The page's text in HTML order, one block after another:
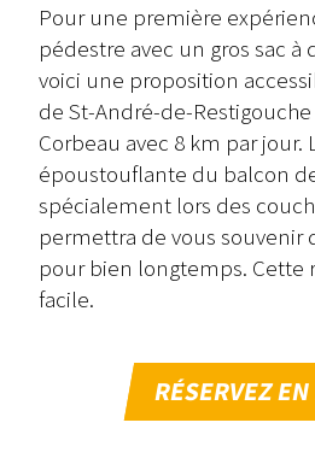
Pour une première
pédestre avec un gros sac à
voici une proposition
de St-André-de-
Corbeau avec 8 km par jour.
époustouflante du balcon
spécialement lors des
permettra de vous souvenir
pour bien longtemps. Cette
facile.
RÉSERVEZ